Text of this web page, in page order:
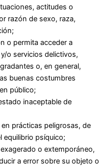
actitudes o
razón de sexo, raza,
o permita acceder a
o servicios delictivos,
o, en general,
buenas costumbres
público;
inaceptable de
prácticas peligrosas, de
equilibrio psíquico;
o extemporáneo,
a error sobre su objeto o